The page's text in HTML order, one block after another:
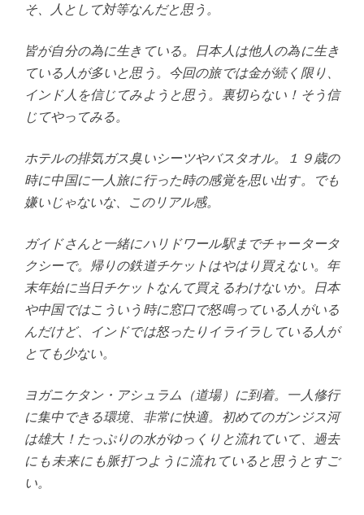
そ、人として対等なんだと思う。
皆が自分の為に生きている。日本人は他人の為に生き
ている人が多いと思う。今回の旅では金が続く限り、
インド人を信じてみようと思う。裏切らない！そう信
じてやってみる。
ホテルの排気ガス臭いシーツやバスタオル。１９歳の
時に中国に一人旅に行った時の感覚を思い出す。でも
嫌いじゃないな、このリアル感。
ガイドさんと一緒にハリドワール駅までチャータータ
クシーで。帰りの鉄道チケットはやはり買えない。年
末年始に当日チケットなんて買えるわけないか。日本
や中国ではこういう時に窓口で怒鳴っている人がいる
んだけど、インドでは怒ったりイライラしている人が
とても少ない。
ヨガニケタン・アシュラム（道場）に到着。一人修行
に集中できる環境、非常に快適。初めてのガンジス河
は雄大！たっぷりの水がゆっくりと流れていて、過去
にも未来にも脈打つように流れていると思うとすご
い。